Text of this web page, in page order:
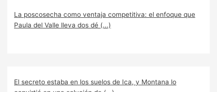
La poscosecha como ventaja competitiva: el enfoque que
Paula del Valle lleva dos dé (...)
El secreto estaba en los suelos de Ica, y Montana lo